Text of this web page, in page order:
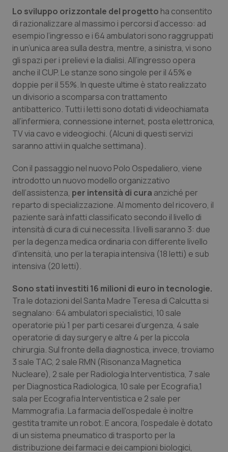
Veneto
Oncoematologia
Oncologia & Nutrizione
Psoriasi & pelle
Quotidiano Cardiologia
Quotidiano Chirurgia
Quotidiano Pediatria
Rene & patologie urogenitali
Salute orale & impianti
Sangue & coagulazione
Tiroide
Tumore al seno
Tumore ovarico
Tumori del Polmone & Testa Collo
Tumori gastrointestinali
Ulcera & Reflusso
Vaccini
Lo sviluppo orizzontale del progetto ha consentito
di razionalizzare al massimo i percorsi d’accesso: ad
esempio l’ingresso e i 64 ambulatori sono raggruppati
in un’unica area sulla destra, mentre, a sinistra, vi sono
gli spazi per i prelievi e la dialisi. All’ingresso opera
anche il CUP. Le stanze sono singole per il 45% e
doppie per il 55%. In queste ultime è stato realizzato
un divisorio a scomparsa con trattamento
antibatterico. Tutti i letti sono dotati di videochiamata
all’infermiera, connessione internet, posta elettronica,
TV via cavo e videogiochi. (Alcuni di questi servizi
saranno attivi in qualche settimana).
Con il passaggio nel nuovo Polo Ospedaliero, viene
introdotto un nuovo modello organizzativo
dell’assistenza, per intensità di cura anziché per
reparto di specializzazione. Al momento del ricovero, il
paziente sarà infatti classificato secondo il livello di
intensità di cura di cui necessita. I livelli saranno 3: due
per la degenza medica ordinaria con differente livello
d’intensità, uno per la terapia intensiva (18 letti) e sub
intensiva (20 letti).
Sono stati investiti 16 milioni di euro in tecnologie.
Tra le dotazioni del Santa Madre Teresa di Calcutta si
segnalano: 64 ambulatori specialistici, 10 sale
operatorie più 1 per parti cesarei d’urgenza, 4 sale
operatorie di day surgery e altre 4 per la piccola
chirurgia. Sul fronte della diagnostica, invece, troviamo
3 sale TAC, 2 sale RMN (Risonanza Magnetica
Nucleare), 2 sale per Radiologia Interventistica, 7 sale
per Diagnostica Radiologica, 10 sale per Ecografia,1
sala per Ecografia Interventistica e 2 sale per
Mammografia. La farmacia dell'ospedale è inoltre
gestita tramite un robot. E ancora, l'ospedale è dotato
di un sistema pneumatico di trasporto per la
distribuzione dei farmaci e dei campioni biologici,